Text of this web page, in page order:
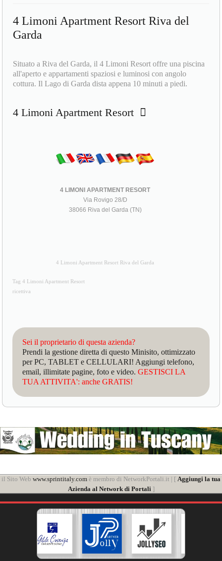
4 Limoni Apartment Resort Riva del
Garda
Situato a Riva del Garda, il 4 Limoni Resort offre una piscina
all'aperto e appartamenti spaziosi e luminosi con angolo
cottura. Il Lago di Garda dista appena 10 minuti a piedi.
4 Limoni Apartment Resort
4 LIMONI APARTMENT RESORT
Via Rovigo 28/D
38066 Riva del Garda (TN)
4 Limoni Apartment Resort Riva del Garda
Tag 4 Limoni Apartment Resort
ricettiva
Sei il proprietario di questa azienda?
Prendi la gestione diretta di questo Minisito, ottimizzato
per PC, TABLET e CELLULARI! Aggiungi telefono,
email, illimitate pagine, foto e video.GESTISCI LA
TUA ATTIVITA': anche GRATIS!
il Sito Web www.sprintitaly.com è membro di NetworkPortali.it | [ Aggiungi la tua
Azienda al Network di Portali]